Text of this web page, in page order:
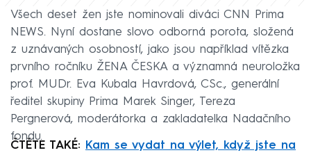
Všech deset žen jste nominovali diváci CNN Prima
NEWS. Nyní dostane slovo odborná porota, složená
z uznávaných osobností, jako jsou například vítězka
prvního ročníku ŽENA ČESKA a významná neuroložka
prof. MUDr. Eva Kubala Havrdová, CSc., generální
ředitel skupiny Prima Marek Singer, Tereza
Pergnerová, moderátorka a zakladatelka Nadačního
fondu.
ČTĚTE TAKÉ:
Kam se vydat na výlet, když jste na